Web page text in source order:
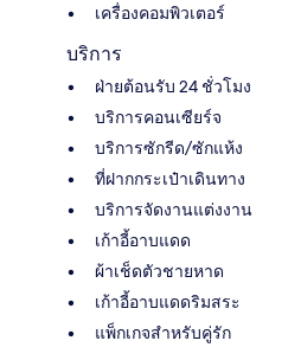
เครื่องคอมพิวเตอร์
บริการ
ฝ่ายต้อนรับ 24 ชั่วโมง
บริการคอนเซียร์จ
บริการซักรีด/ซักแห้ง
ที่ฝากกระเป๋าเดินทาง
บริการจัดงานแต่งงาน
เก้าอี้อาบแดด
ผ้าเช็ดตัวชายหาด
เก้าอี้อาบแดดริมสระ
แพ็กเกจสำหรับคู่รัก